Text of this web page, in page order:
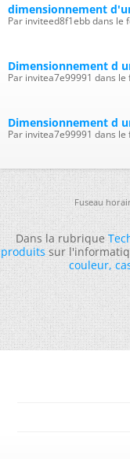
dimensionnement
Par inviteed8f1ebb dans le
Dimensionnement d
Par invitea7e99991 dans
Dimensionnement d
Par invitea7e99991 dans
Fuseau
Dans la rubrique
produitssur
couleur,